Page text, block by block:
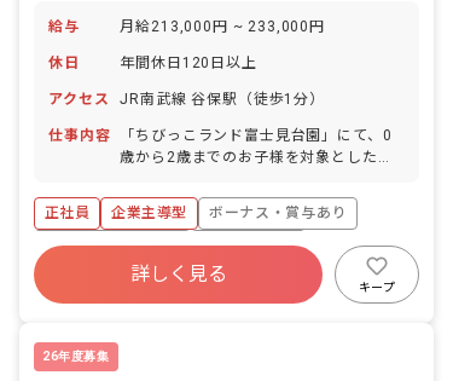
給与 月給213,000円 ~ 233,000円
休日 年間休日120日以上
アクセス JR南武線 谷保駅（徒歩1分）
仕事内容
「ちびっこランド富士見台園」にて、0
歳から2歳までのお子様を対象とした保
業主導型保育園（定員23名）でのお仕事
です。 ・少人数制のため、お子様一人ひ
とりと丁寧に向き合える環境です。 ・未
経験の方やブランクのある方も、研修制
度が充実しておりますので安心してご勤
務いただけます。 ■園児年齢層：0～5歳
正社員 企業主導型
ボーナス・賞与あり
年間休日120日以上
社会保険完備
福利厚生充実
残業少なめ
昇給昇進あり
詳しく見る
キープ
26年度募集